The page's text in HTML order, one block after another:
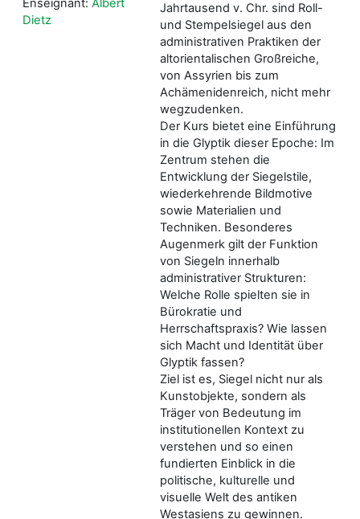
Jahrtausend v. Chr. sind Roll-
und Stempelsiegel aus den
administrativen Praktiken der
altorientalischen Großreiche,
von Assyrien bis zum
Achämenidenreich, nicht mehr
wegzudenken.
Der Kurs bietet eine Einführung
in die Glyptik dieser Epoche: Im
Zentrum stehen die
Entwicklung der Siegelstile,
wiederkehrende Bildmotive
sowie Materialien und
Techniken. Besonderes
Augenmerk gilt der Funktion
von Siegeln innerhalb
administrativer Strukturen:
Welche Rolle spielten sie in
Bürokratie und
Herrschaftspraxis? Wie lassen
sich Macht und Identität über
Glyptik fassen?
Ziel ist es, Siegel nicht nur als
Kunstobjekte, sondern als
Träger von Bedeutung im
institutionellen Kontext zu
verstehen und so einen
fundierten Einblick in die
politische, kulturelle und
visuelle Welt des antiken
Westasiens zu gewinnen.
Enseignant: Albert
Dietz